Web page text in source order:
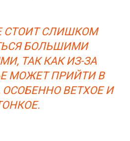
СТОИТ СЛИШКОМ
БОЛЬШИМИ
ТАК КАК ИЗ-ЗА
МОЖЕТ ПРИЙТИ В
ВЕТХОЕ И